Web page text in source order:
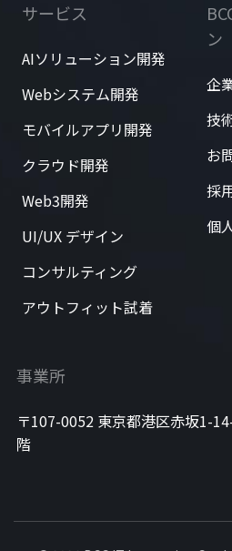
サービス
AIソリューション開発
Webシステム開発
モバイルアプリ開発
クラウド開発
Web3開発
UI/UX デザイン
コンサルティング
アウトフィット試着
ン
企
技
お
採
個
事業所
〒107-0052 東京都港区赤坂1-
階